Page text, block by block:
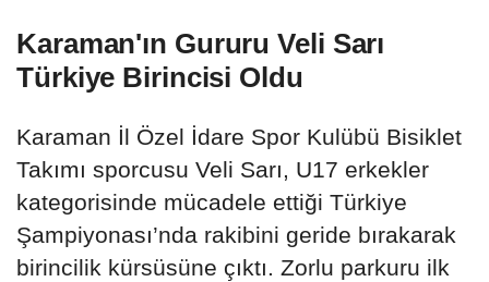
Karaman'ın Gururu Veli Sarı
Türkiye Birincisi Oldu
Karaman İl Özel İdare Spor Kulübü Bisiklet
Takımı sporcusu Veli Sarı, U17 erkekler
kategorisinde mücadele ettiği Türkiye
Şampiyonası’nda rakibini geride bırakarak
birincilik kürsüsüne çıktı. Zorlu parkuru ilk